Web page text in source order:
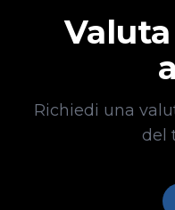
Richiedi una
del